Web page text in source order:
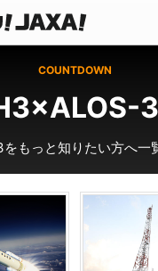
COUNTDOWN
3
をもっと知りたい方へ一